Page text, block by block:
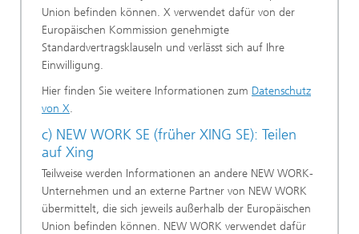
Union befinden können. X verwendet dafür von der
Europäischen Kommission genehmigte
Standardvertragsklauseln und verlässt sich auf Ihre
Einwilligung.
Hier finden Sie weitere Informationen zum Datenschutz
von X.
c) NEW WORK SE (früher XING SE): Teilen
auf Xing
Teilweise werden Informationen an andere NEW WORK-
Unternehmen und an externe Partner von NEW WORK
übermittelt, die sich jeweils außerhalb der Europäischen
Union befinden können. NEW WORK verwendet dafür